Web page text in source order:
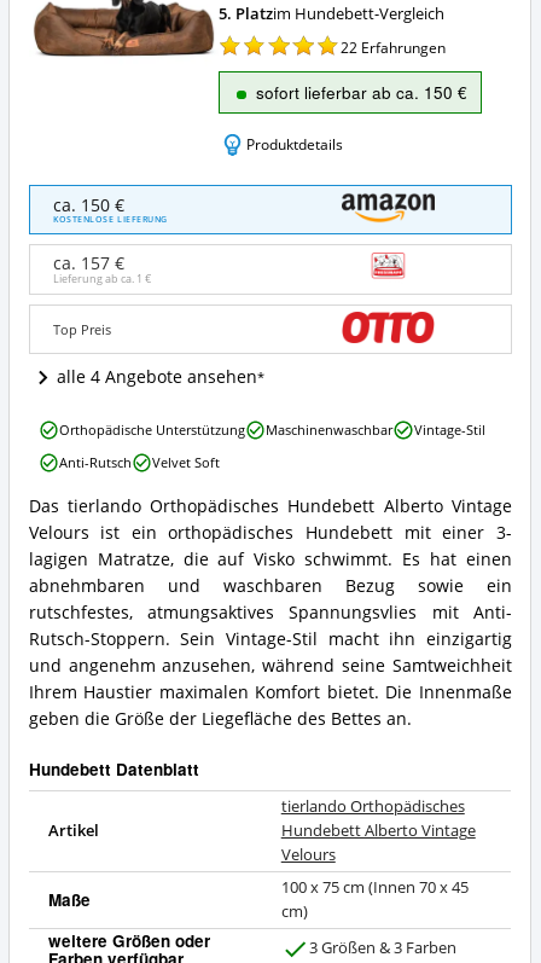
5. Platzim Hundebett-Vergleich
22 Erfahrungen
sofort lieferbar ab ca. 150 €
Produktdetails
tierlando
Orthopädisches
Hundebett
Alberto
Vintage
Velours
Angebote:
ist
dieses
erhältlich?
ca. 150 €
KOSTENLOSE LIEFERUNG
ca. 157 €
Lieferung ab ca. 1 €
Top Preis
alle 4 Angebote ansehen
tierlando
Orthopädisches
Hundebett
Alberto
Vintage
Velours
Zusammenfassung:
Was
bietet
dieses
Hundebett?
Das tierlando Orthopädisches Hundebett Alberto Vintage
Velours ist ein orthopädisches Hundebett mit einer 3-
lagigen Matratze, die auf Visko schwimmt. Es hat einen
abnehmbaren und waschbaren Bezug sowie ein
rutschfestes, atmungsaktives Spannungsvlies mit Anti-
Rutsch-Stoppern. Sein Vintage-Stil macht ihn einzigartig
und angenehm anzusehen, während seine Samtweichheit
Ihrem Haustier maximalen Komfort bietet. Die Innenmaße
geben die Größe der Liegefläche des Bettes an.
Hundebett Datenblatt
Artikel
tierlando Orthopädisches
Hundebett Alberto Vintage
Velours
Maße
100 x 75 cm (Innen 70 x 45
cm)
weitere Größen oder 3 Größen & 3 Farben
tierlando
Orthopädisches
Hundebett
Vintage
Velours
Vorteile:
Was
spricht
für
dieses
Hundebett?
Orthopädische Unterstützung Maschinenwaschbar
Vintage-Stil
Anti-Rutsch
Velvet Soft